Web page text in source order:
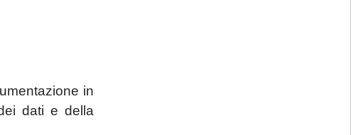
in
dati e della